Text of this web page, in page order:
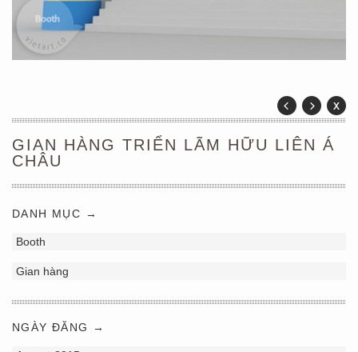
GIAN HÀNG TRIỂN LÃM HỮU LIÊN Á
CHÂU
DANH MỤC →
Booth
Gian hàng
NGÀY ĐĂNG →